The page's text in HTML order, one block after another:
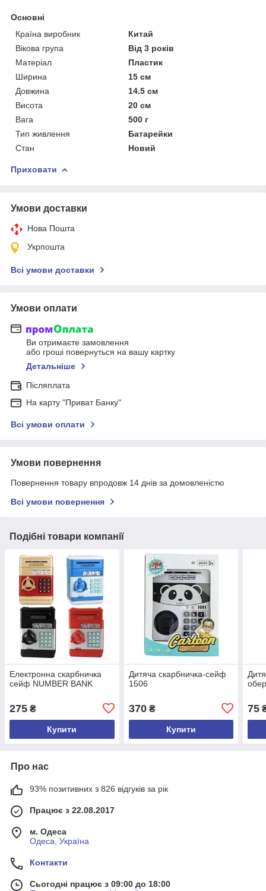
Основні
Країна виробник
Китай
Вікова група
Від 3 років
Матеріал
Пластик
Ширина
15 см
Довжина
14.5 см
Висота
20 см
Вага
500 г
Тип живлення
Батарейки
Стан
Новий
Приховати
Умови доставки
Нова Пошта
Укрпошта
Всі умови доставки
Умови оплати
Ви отримаєте замовлення
або гроші повернуться на вашу картку
Детальніше
Післяплата
На карту "Приват Банку"
Всі умови оплати
Умови повернення
Повернення товару впродовж 14 днів за домовленістю
Всі умови повернення
Подібні товари компанії
Електронна скарбничка
сейф NUMBER BANK
275 ₴
Купити
Дитяча скарбничка-сейф
1506
370₴
Купити
75
Про нас
93% позитивних з 826 відгуків за рік
Працює з 22.08.2017
м. Одеса
Одеса, Україна
Контакти
Сьогодні працює з 09:00 до 18:00